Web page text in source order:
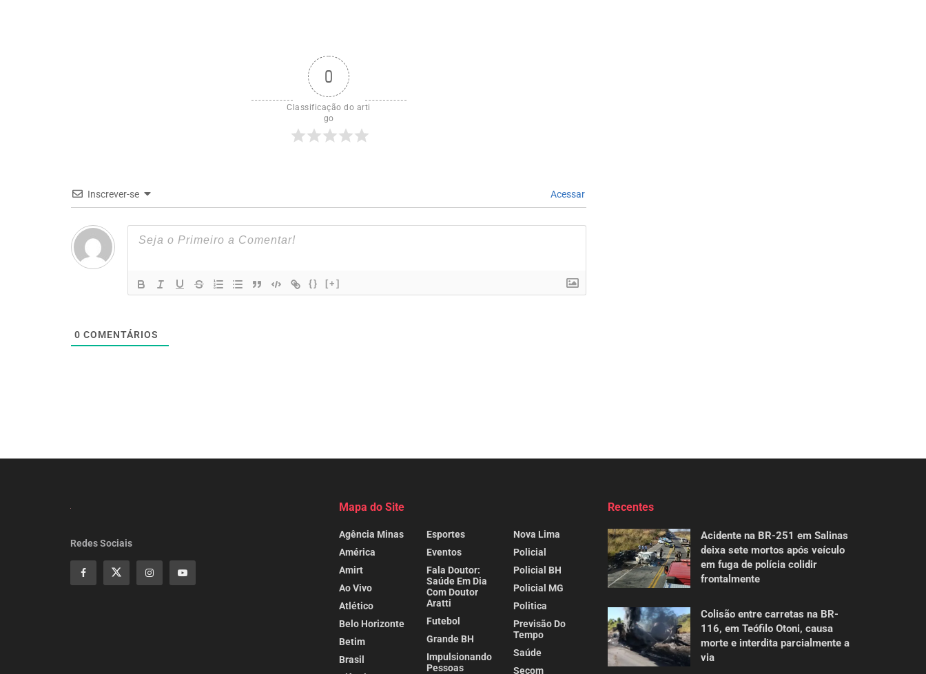
0
Classificação do arti
go
Inscrever-se Acessar
{} [+]
0 COMENTÁRIOS
Redes Sociais
Mapa do Site
Agência Minas
América
Amirt
Ao Vivo
Atlético
Belo Horizonte
Betim
Brasil
Esportes
Eventos
Fala Doutor:
Saúde Em Dia
Com Doutor
Aratti
Futebol
Grande BH
Impulsionando
Pessoas
Nova Lima
Policial
Policial BH
Policial MG
Politica
Previsão Do
Tempo
Saúde
Secom
Recentes
Acidente na BR-251 em Salinas
deixa sete mortos após veículo
em fuga de polícia colidir
frontalmente
Colisão entre carretas na BR-
116, em Teófilo Otoni, causa
morte e interdita parcialmente a
via